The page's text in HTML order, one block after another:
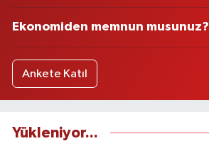
Ekonomiden memnun musunuz?
Ankete Katıl
Yükleniyor...